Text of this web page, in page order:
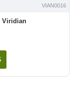
VIAN0016
Viridian